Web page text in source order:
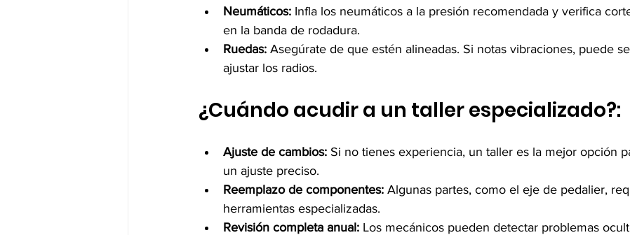
Neumáticos: Infla los neumáticos a la presión recomendada y verifica
en la banda de rodadura.
Ruedas: Asegúrate de que estén alineadas. Si notas vibraciones, puede
ajustar los radios.
¿Cuándo acudir a un taller especializado?:
Ajuste de cambios: Si no tienes experiencia, un taller es la mejor opción
un ajuste preciso.
Reemplazo de componentes: Algunas partes, como el eje de pedalier,
herramientas especializadas.
Revisión completa anual: Los mecánicos pueden detectar problemas